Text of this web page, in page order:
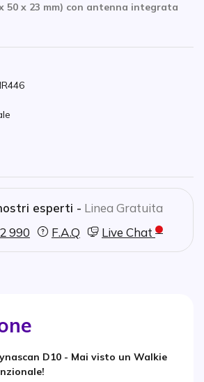
50 x 23 mm) con antenna integrata
TOT
/ attenzione al pubblico
/ bianco.
esperti - Linea Gratuita
990
F.A.Q Live Chat
D10 - Mai visto un Walkie